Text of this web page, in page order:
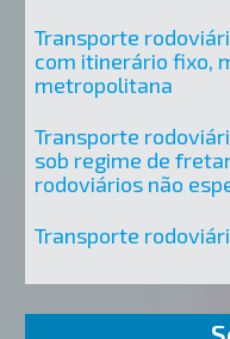
Transporte
com itinerário fixo,
metropolitana
Transporte
sob regime de
rodoviários não
Transporte